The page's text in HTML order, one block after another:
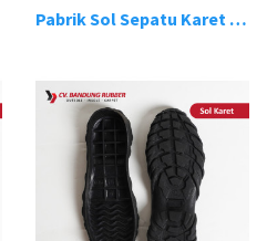
Pabrik Sol Sepatu Karet Bandung 6